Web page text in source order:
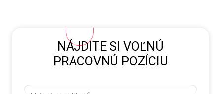
NÁJDITE SI VOĽNÚ
PRACOVNÚ POZÍCIU